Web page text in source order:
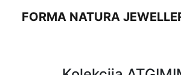
FORMA NATURA